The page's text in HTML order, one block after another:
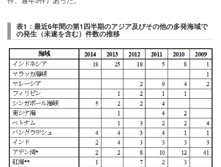
表1 ：最近6年間の第1四半期のアジア及びその他の多発海域で
の発生（未遂を含む）件数の推移